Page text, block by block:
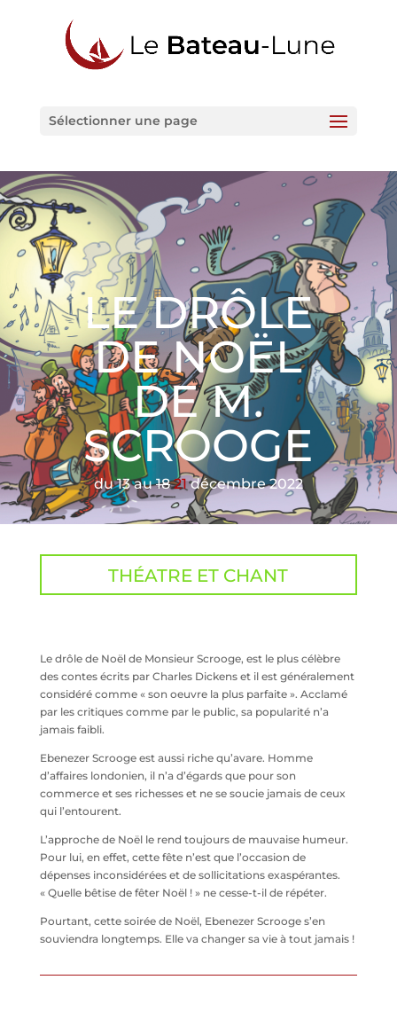
Sélectionner une page
LE DRÔLE
DE NOËL
DE M.
SCROOGE
du 13 au18 21décembre 2022
THÉATRE ET CHANT
Le drôle de Noël de Monsieur Scrooge, est le plus célèbre
des contes écrits par Charles Dickens et il est généralement
considéré comme « son oeuvre la plus parfaite ». Acclamé
par les critiques comme par le public, sa popularité n’a
jamais faibli.
Ebenezer Scrooge est aussi riche qu’avare. Homme
d’affaires londonien, il n’a d’égards que pour son
commerce et ses richesses et ne se soucie jamais de ceux
qui l’entourent.
L’approche de Noël le rend toujours de mauvaise humeur.
Pour lui, en effet, cette fête n’est que l’occasion de
dépenses inconsidérées et de sollicitations exaspérantes.
« Quelle bêtise de fêter Noël ! » ne cesse-t-il de répéter.
Pourtant, cette soirée de Noël, Ebenezer Scrooge s’en
souviendra longtemps. Elle va changer sa vie à tout jamais !